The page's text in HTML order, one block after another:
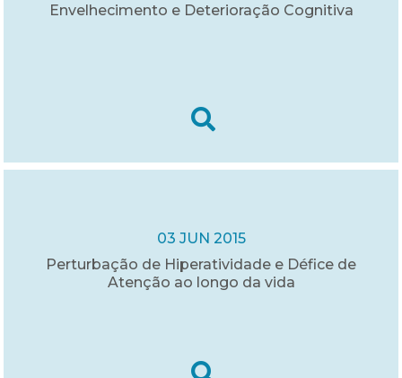
Envelhecimento e Deterioração Cognitiva
03 JUN 2015
Perturbação de Hiperatividade e Défice de
Atenção ao longo da vida